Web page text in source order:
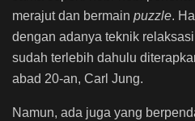
merajut dan bermain puzzle.
dengan adanya teknik
sudah terlebih dahulu
abad 20-an, Carl Jung.
Namun, ada juga yang